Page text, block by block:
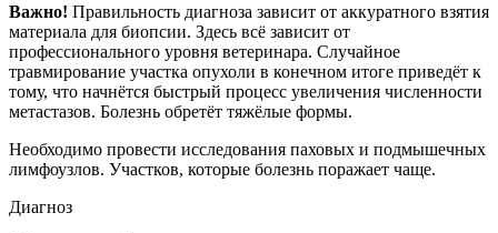
Важно! Правильность диагноза зависит от аккуратного взятия
материала для биопсии. Здесь всё зависит от
профессионального уровня ветеринара. Случайное
травмирование участка опухоли в конечном итоге приведёт к
тому, что начнётся быстрый процесс увеличения численности
метастазов. Болезнь обретёт тяжёлые формы.
Необходимо провести исследования паховых и подмышечных
лимфоузлов. Участков, которые болезнь поражает чаще.
Диагноз